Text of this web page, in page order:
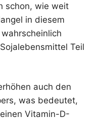
schon, wie weit
in diesem
Teil
auch den
was bedeutet,
Vitamin-D-